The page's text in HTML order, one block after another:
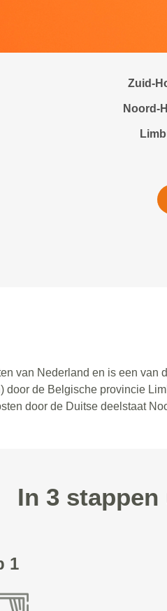
Zuid-
Noord-
van Nederland en is een
door de Belgische provincie
door de Duitse deelstaat
In 3
1